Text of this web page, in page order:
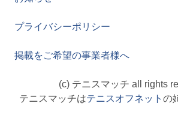
プライバシーポリシー
掲載をご希望の事業者様へ
(c) テニスマッチ all rights
テニスマッチはテニスオフネット の